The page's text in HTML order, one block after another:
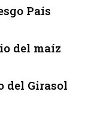
País
del maíz
del Girasol